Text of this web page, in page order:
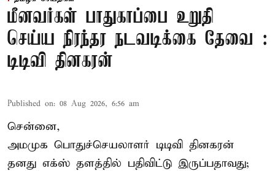
மீனவர்கள் பாதுகாப்பை உறுதி
செய்ய நிரந்தர நடவடிக்கை தேவை :
டிடிவி தினகரன்
Published on: 08 Aug 2026, 6:56 am
சென்னை,
அமமுக பொதுச்செயலாளர் டிடிவி தினகரன்
தனது எக்ஸ் தளத்தில் பதிவிட்டு இருப்பதாவது;